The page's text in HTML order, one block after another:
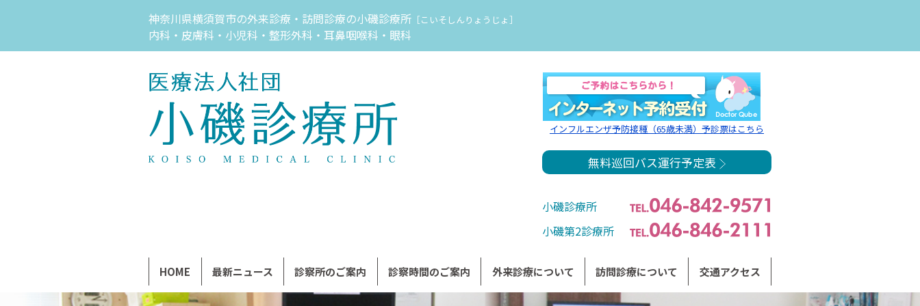
神奈川県横須賀市の外来診療・訪問診療の小磯診療所 ［こいそしんりょうじょ］
内科・皮膚科・小児科・整形外科・耳鼻咽喉科・眼科
インフルエンザ予防接種（65歳未満）予診票はこちら
無料巡回バス運行予定表
小磯診療所
小磯第2診療所
HOME 最新ニュース 診察所のご案内 診察時間のご案内 外来診療について 訪問診療について 交通アクセス